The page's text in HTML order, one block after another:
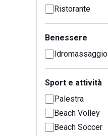
Ristorante
Benessere
Idromassaggio
Sport e attività
Palestra
Beach Volley
Beach Soccer